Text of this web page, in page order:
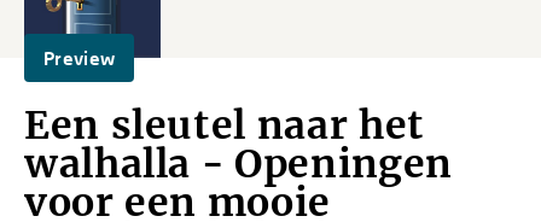
Preview
Een sleutel naar het
walhalla - Openingen
voor een mooie